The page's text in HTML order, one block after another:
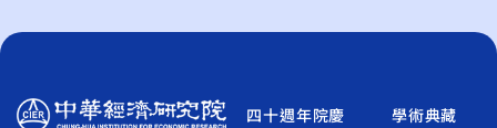
四十週年院慶
學術典藏